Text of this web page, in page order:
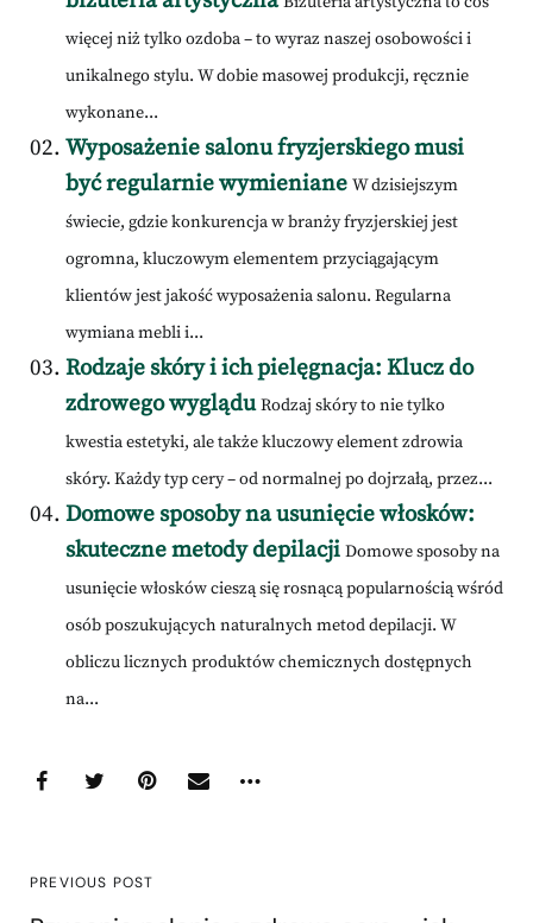
więcej niż tylko ozdoba – to wyraz naszej osobowości i
unikalnego stylu. W dobie masowej produkcji, ręcznie
wykonane...
Wyposażenie salonu fryzjerskiego musi
być regularnie wymieniane W dzisiejszym
świecie, gdzie konkurencja w branży fryzjerskiej jest
ogromna, kluczowym elementem przyciągającym
klientów jest jakość wyposażenia salonu. Regularna
wymiana mebli i...
Rodzaje skóry i ich pielęgnacja: Klucz do
zdrowego wyglądu Rodzaj skóry to nie tylko
kwestia estetyki, ale także kluczowy element zdrowia
skóry. Każdy typ cery – od normalnej po dojrzałą, przez...
Domowe sposoby na usunięcie włosków:
skuteczne metody depilacji Domowe sposoby na
usunięcie włosków cieszą się rosnącą popularnością wśród
osób poszukujących naturalnych metod depilacji. W
obliczu licznych produktów chemicznych dostępnych
na...
PREVIOUS POST